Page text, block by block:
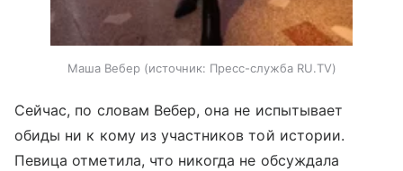
Маша Вебер источник: Пресс-служба RU.TV
Сейчас, по словам Вебер, она не испытывает
обиды ни к кому из участников той истории.
Певица отметила, что никогда не обсуждала